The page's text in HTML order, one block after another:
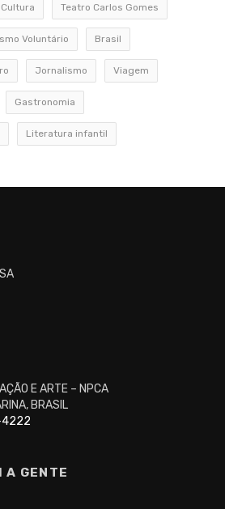
Cultura Teatro Carlos Gomes
Voluntário Brasil
Jornalismo Viagem
Gastronomia
Literatura infantil
E ARTE – NPCA
BRASIL
A GENTE